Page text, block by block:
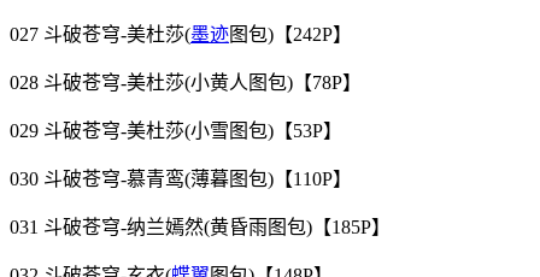
027 斗破苍穹-美杜莎(墨迹图包)【242P】
028 斗破苍穹-美杜莎(小黄人图包)【78P】
029 斗破苍穹-美杜莎(小雪图包)【53P】
030 斗破苍穹-慕青鸾(薄暮图包)【110P】
031 斗破苍穹-纳兰嫣然(黄昏雨图包)【185P】